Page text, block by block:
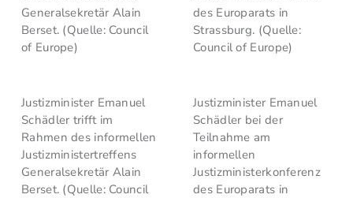
Generalsekretär Alain
Berset. (Quelle: Council
of Europe)
des Europarats in
Strassburg. (Quelle:
Council of Europe)
Justizminister Emanuel
Schädler trifft im
Rahmen des informellen
Justizministertreffens
Generalsekretär Alain
Berset. (Quelle: Council
Justizminister Emanuel
Schädler bei der
Teilnahme am
informellen
Justizministerkonferenz
des Europarats in